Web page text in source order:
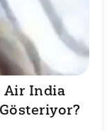
Air India
Gösteriyor?